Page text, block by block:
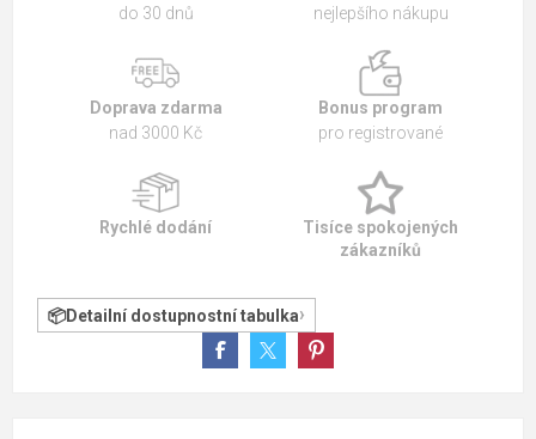
do 30 dnů
nejlepšího nákupu
Doprava zdarma
nad 3000 Kč
Bonus program
pro registrované
Rychlé dodání
Tisíce spokojených
zákazníků
Detailní dostupnostní tabulka